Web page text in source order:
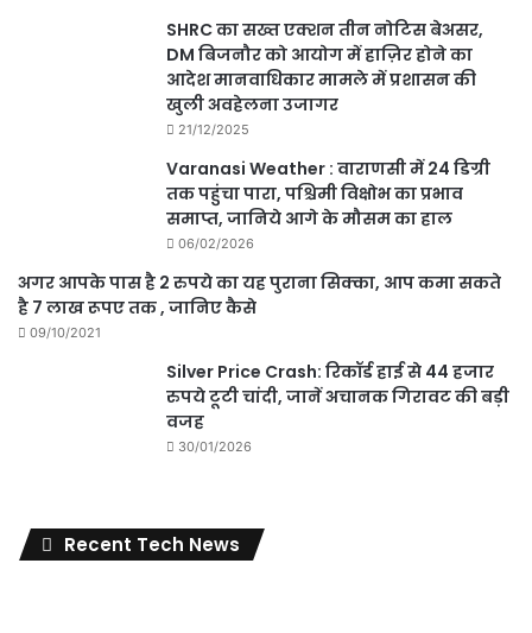
SHRC का सख्त एक्शन तीन नोटिस बेअसर,
DM बिजनौर को आयोग में हाज़िर होने का
आदेश मानवाधिकार मामले में प्रशासन की
खुली अवहेलना उजागर
21/12/2025
Varanasi Weather : वाराणसी में 24 डिग्री
तक पहुंचा पारा, पश्चिमी विक्षोभ का प्रभाव
समाप्त, जानिये आगे के मौसम का हाल
06/02/2026
अगर आपके पास है 2 रुपये का यह पुराना सिक्का, आप कमा सकते
है 7 लाख रूपए तक , जानिए कैसे
09/10/2021
Silver Price Crash: रिकॉर्ड हाई से 44 हजार
रुपये टूटी चांदी, जानें अचानक गिरावट की बड़ी
वजह
30/01/2026
Recent Tech News